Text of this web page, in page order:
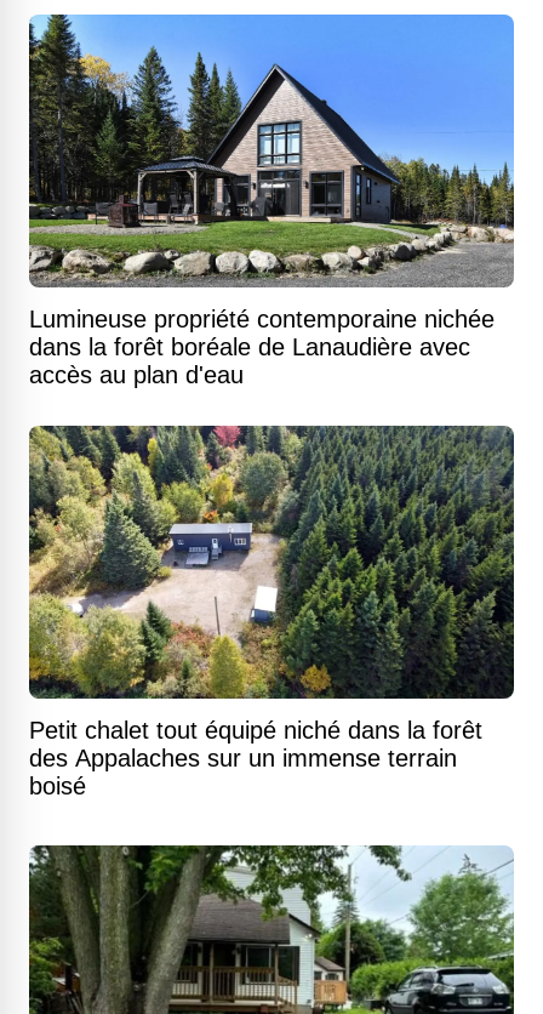
Lumineuse propriété contemporaine nichée
dans la forêt boréale de Lanaudière avec
accès au plan d'eau
Petit chalet tout équipé niché dans la forêt
des Appalaches sur un immense terrain
boisé